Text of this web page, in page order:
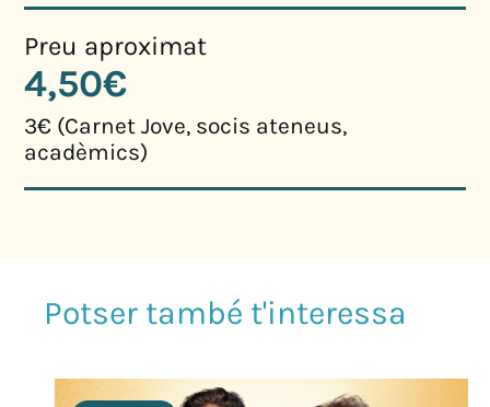
Preu aproximat
4,50€
3€ (Carnet Jove, socis ateneus,
acadèmics)